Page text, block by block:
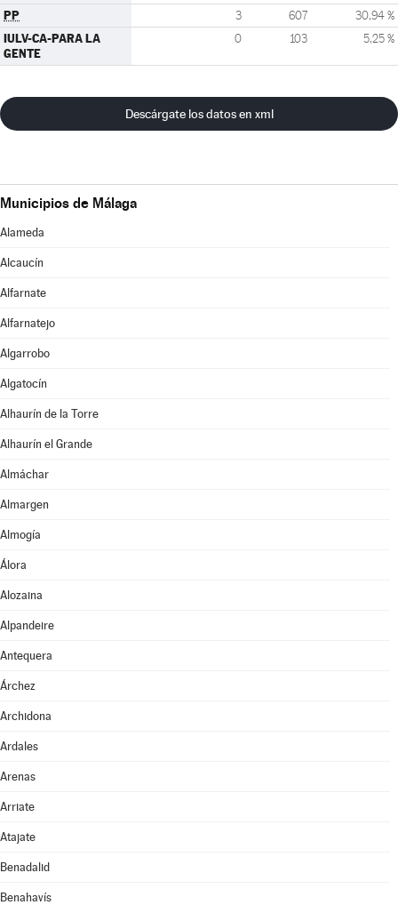
PP 3 607 30,94 %
IULV-CA-PARA LA
GENTE
0 103 5,25 %
Descárgate los datos en xml
Municipios de Málaga
Alameda
Alcaucín
Alfarnate
Alfarnatejo
Algarrobo
Algatocín
Alhaurín de la Torre
Alhaurín el Grande
Almáchar
Almargen
Almogía
Álora
Alozaina
Alpandeire
Antequera
Árchez
Archidona
Ardales
Arenas
Arriate
Atajate
Benadalid
Benahavís